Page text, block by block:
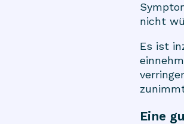
nicht
Es ist
Eine